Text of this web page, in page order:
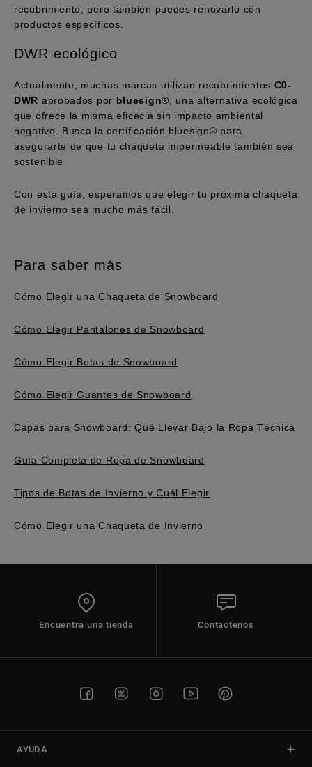
recubrimiento, pero también puedes renovarlo con
productos específicos.
DWR ecológico
Actualmente, muchas marcas utilizan recubrimientos C0-
DWR aprobados por bluesign® , una alternativa ecológica
que ofrece la misma eficacia sin impacto ambiental
negativo. Busca la certificación bluesign® para
asegurarte de que tu chaqueta impermeable también sea
sostenible.
Con esta guía, esperamos que elegir tu próxima chaqueta
de invierno sea mucho más fácil.
Para saber más
Cómo Elegir una Chaqueta de Snowboard
Cómo Elegir Pantalones de Snowboard
Cómo Elegir Botas de Snowboard
Cómo Elegir Guantes de Snowboard
Capas para Snowboard: Qué Llevar Bajo la Ropa Técnica
Guía Completa de Ropa de Snowboard
Tipos de Botas de Invierno y Cuál Elegir
Cómo Elegir una Chaqueta de Invierno
Encuentra una tienda Contactenos
AYUDA